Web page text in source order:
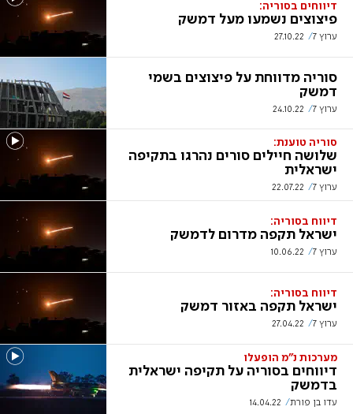
דיווחים בסוריה:
פיצוצים נשמעו מעל דמשק
ערוץ 7 27.10.22
סוריה מדווחת על פיצוצים בשמי
דמשק
ערוץ 7 24.10.22
סוריה טוענת:
שלושה חיילים סורים נהרגו בתקיפה
ישראלית
ערוץ 7 22.07.22
דיווח בסוריה:
ישראל תקפה מדרום לדמשק
ערוץ 7 10.06.22
דיווח בסוריה:
ישראל תקפה באזור דמשק
ערוץ 7 27.04.22
מערכות נ"מ הופעלו
דיווחים בסוריה על תקיפה ישראלית
בדמשק
עדו בן פורת 14.04.22